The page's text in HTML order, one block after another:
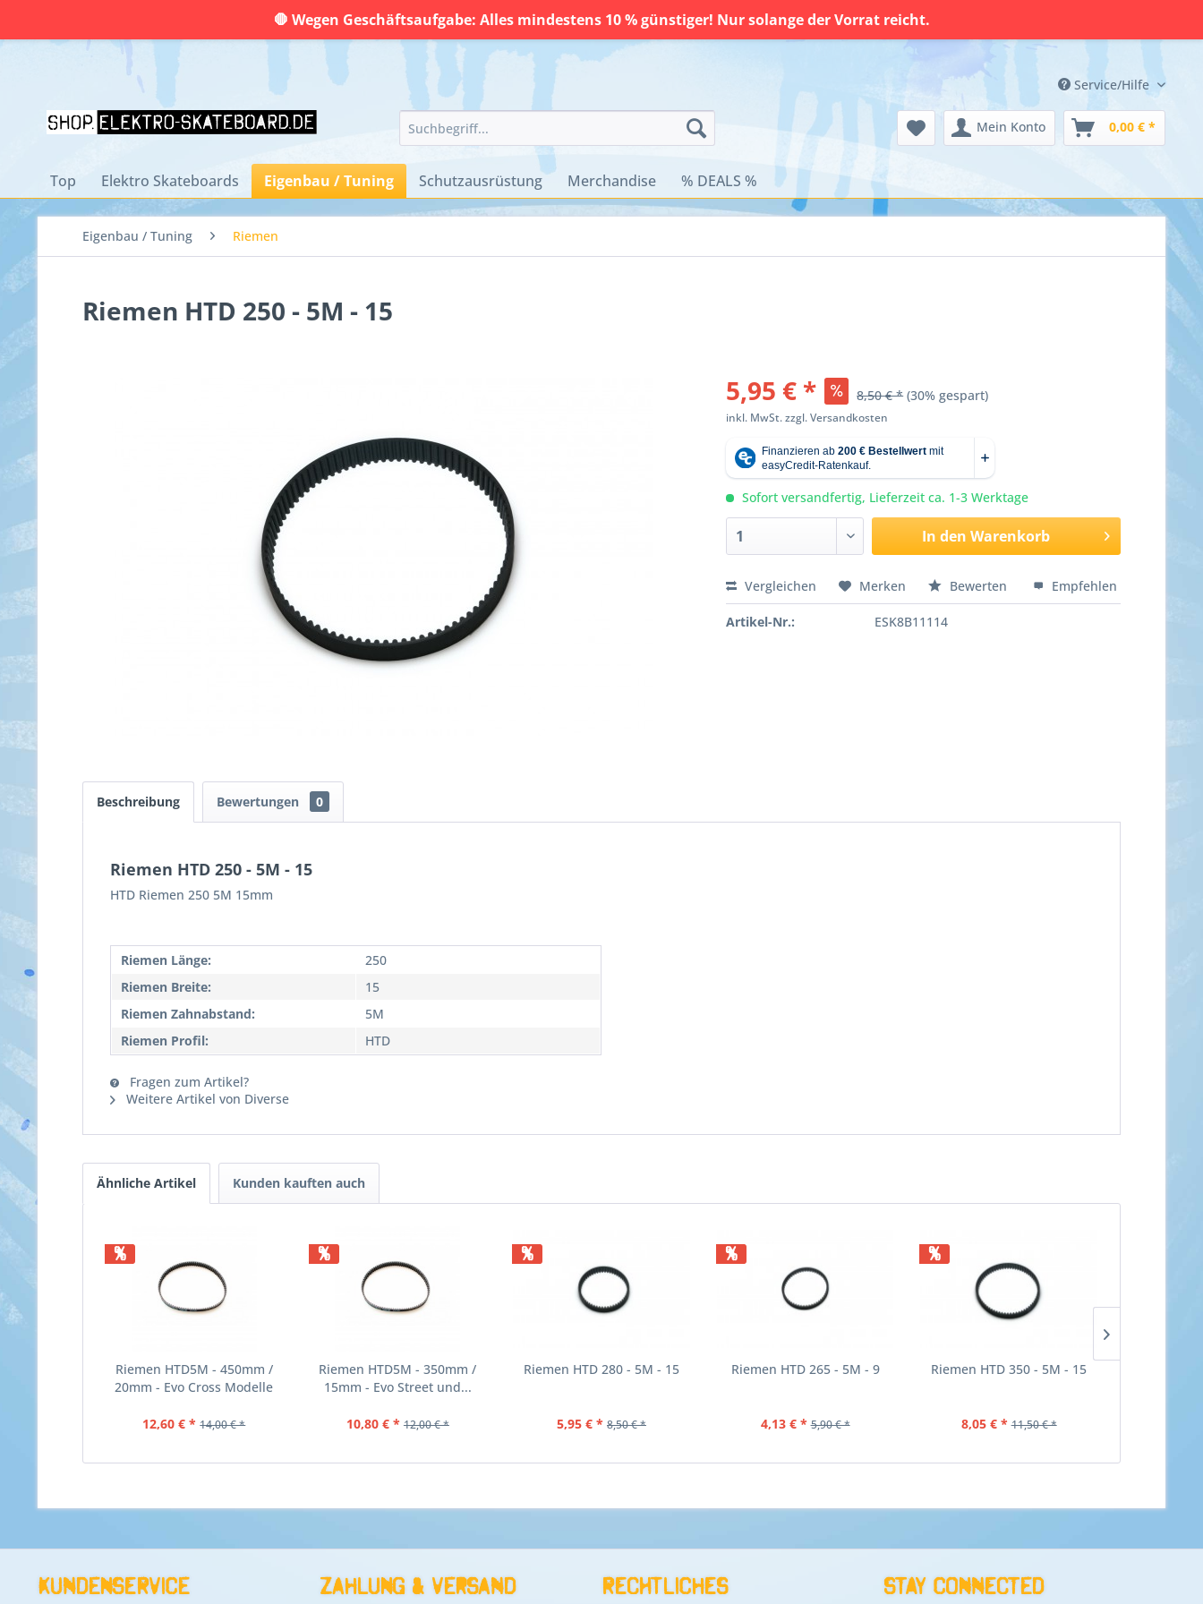
🛑 Wegen Geschäftsaufgabe: Alles mindestens 10 % günstiger! Nur solange der Vorrat reicht.
Service/Hilfe
Mein Konto 0,00 € *
Top Elektro Skateboards Eigenbau / Tuning Schutzausrüstung Merchandise % DEALS %
Eigenbau / Tuning Riemen
Riemen HTD 250 - 5M - 15
5,95 € * 8,50 € * (30% gespart)
inkl. MwSt.zzgl. Versandkosten
Sofort versandfertig, Lieferzeit ca. 1-3 Werktage
In den Warenkorb
Vergleichen Merken Bewerten Empfehlen
Artikel-Nr.: ESK8B11114
Beschreibung Bewertungen 0
Riemen HTD 250 - 5M - 15
HTD Riemen 250 5M 15mm
Riemen Länge:
250
Riemen Breite:
15
Riemen Zahnabstand:
5M
Riemen Profil:
HTD
Fragen zum Artikel?
Weitere Artikel von Diverse
Ähnliche Artikel Kunden kauften auch
%
Riemen HTD5M - 450mm /
20mm - Evo Cross Modelle
12,60 € * 14,00 € *
%
Riemen HTD5M - 350mm /
15mm - Evo Street und...
10,80 € * 12,00 € *
%
Riemen HTD 280 - 5M - 15
5,95 € * 8,50 € *
%
Riemen HTD 265 - 5M - 9
4,13 € * 5,90 € *
%
Riemen HTD 350 - 5M - 15
8,05 € * 11,50 € *
Kundenservice Zahlung & Versand Rechtliches Stay connected